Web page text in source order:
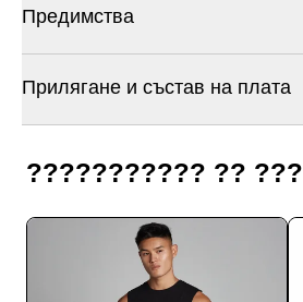
Предимства
Прилягане и състав на плата
??????????? ?? ???